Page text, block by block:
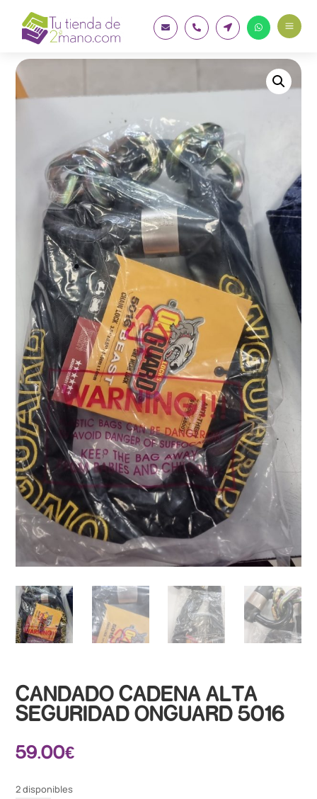
    a
CANDADO CADENA ALTA
SEGURIDAD ONGUARD 5016
59.00€
2 disponibles